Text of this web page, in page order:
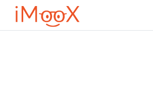
Ir para o conteúdo principal